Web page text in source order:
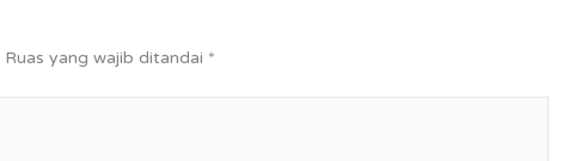
Ruas yang wajib ditandai *